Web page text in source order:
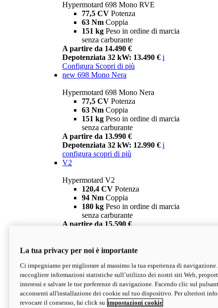
Hypermotard 698 Mono RVE
77,5 CV Potenza
63 Nm Coppia
151 kg Peso in ordine di marcia
senza carburante
A partire da 14.490 €
Depotenziata 32 kW: 13.490 € i
Configura Scopri di più
new 698 Mono Nera
Hypermotard 698 Mono Nera
77,5 CV Potenza
63 Nm Coppia
151 kg Peso in ordine di marcia
senza carburante
A partire da 13.990 €
Depotenziata 32 kW: 12.990 € i
configura scopri di più
V2
Hypermotard V2
120,4 CV Potenza
94 Nm Coppia
180 kg Peso in ordine di marcia
senza carburante
A partire da 15.590 €
V2 SP
Hypermotard V2 SP
120,4 CVPotenza
94 NmCoppia
177 kgPeso in ordine di marcia
senza carburante
La tua privacy per noi è importante
Ci impegniamo per migliorare al massimo la tua esperienza di
raccogliere informazioni statistiche sull’utilizzo dei nostri siti Web,
interessi e salvare le tue preferenze di navigazione. Facendo clic sul
acconsenti all'installazione dei cookie sul tuo dispositivo. Per ulteriori
revocare il consenso, fai click su impostazioni cookie